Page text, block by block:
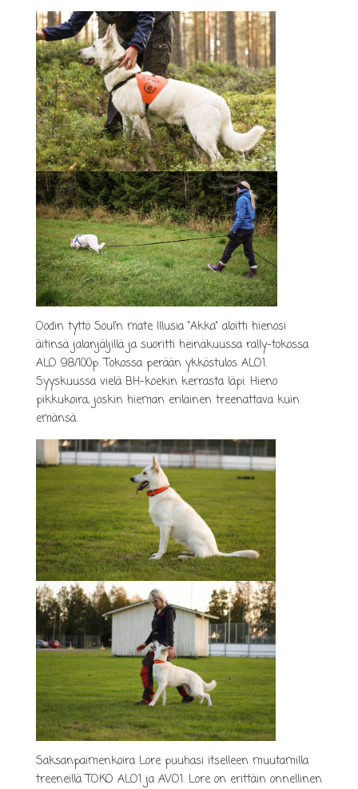
Oodin tyttö Soul’n mate Illusia ”Akka” aloitti hienosi
äitinsä jalanjäljillä ja suoritti heinäkuussa rally-tokossa
ALO 98/100p. Tokossa perään ykköstulos ALO1.
Syyskuussa vielä BH-koekin kerrasta läpi. Hieno
pikkukoira, joskin hieman erilainen treenattava kuin
emänsä.
Saksanpaimenkoira Lore puuhasi itselleen muutamilla
treeneillä TOKO ALO1 ja AVO1. Lore on erittäin onnellinen